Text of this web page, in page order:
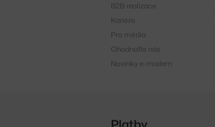
B2B realizace
Kariéra
Pro média
Ohodnoťte nás
Novinky e-mailem